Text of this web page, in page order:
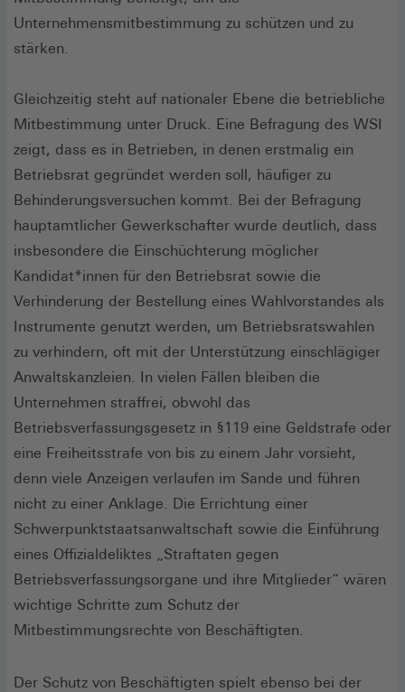
Unternehmensmitbestimmung zu schützen und zu
stärken.
Gleichzeitig steht auf nationaler Ebene die betriebliche
Mitbestimmung unter Druck. Eine Befragung des WSI
zeigt, dass es in Betrieben, in denen erstmalig ein
Betriebsrat gegründet werden soll, häufiger zu
Behinderungsversuchen kommt. Bei der Befragung
hauptamtlicher Gewerkschafter wurde deutlich, dass
insbesondere die Einschüchterung möglicher
Kandidat*innen für den Betriebsrat sowie die
Verhinderung der Bestellung eines Wahlvorstandes als
Instrumente genutzt werden, um Betriebsratswahlen
zu verhindern, oft mit der Unterstützung einschlägiger
Anwaltskanzleien. In vielen Fällen bleiben die
Unternehmen straffrei, obwohl das
Betriebsverfassungsgesetz in §119 eine Geldstrafe oder
eine Freiheitsstrafe von bis zu einem Jahr vorsieht,
denn viele Anzeigen verlaufen im Sande und führen
nicht zu einer Anklage. Die Errichtung einer
Schwerpunktstaatsanwaltschaft sowie die Einführung
eines Offizialdeliktes „Straftaten gegen
Betriebsverfassungsorgane und ihre Mitglieder“ wären
wichtige Schritte zum Schutz der
Mitbestimmungsrechte von Beschäftigten.
Der Schutz von Beschäftigten spielt ebenso bei der